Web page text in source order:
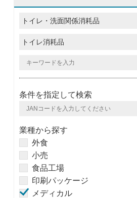
条件を指定して検索
業種から探す
外食
小売
食品工場
印刷パッケージ
メディカル